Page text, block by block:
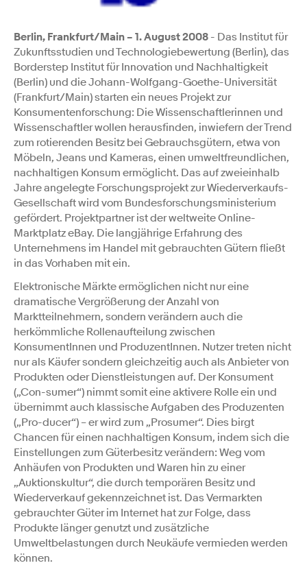
Berlin, Frankfurt/Main – 1. August 2008 - Das Institut für
Zukunftsstudien und Technologiebewertung (Berlin), das
Borderstep Institut für Innovation und Nachhaltigkeit
(Berlin) und die Johann-Wolfgang-Goethe-Universität
(Frankfurt/Main) starten ein neues Projekt zur
Konsumentenforschung: Die Wissenschaftlerinnen und
Wissenschaftler wollen herausfinden, inwiefern der Trend
zum rotierenden Besitz bei Gebrauchsgütern, etwa von
Möbeln, Jeans und Kameras, einen umweltfreundlichen,
nachhaltigen Konsum ermöglicht. Das auf zweieinhalb
Jahre angelegte Forschungsprojekt zur Wiederverkaufs-
Gesellschaft wird vom Bundesforschungsministerium
gefördert. Projektpartner ist der weltweite Online-
Marktplatz eBay. Die langjährige Erfahrung des
Unternehmens im Handel mit gebrauchten Gütern fließt
in das Vorhaben mit ein.
Elektronische Märkte ermöglichen nicht nur eine
dramatische Vergrößerung der Anzahl von
Marktteilnehmern, sondern verändern auch die
herkömmliche Rollenaufteilung zwischen
KonsumentInnen und ProduzentInnen. Nutzer treten nicht
nur als Käufer sondern gleichzeitig auch als Anbieter von
Produkten oder Dienstleistungen auf. Der Konsument
(„Con-sumer“) nimmt somit eine aktivere Rolle ein und
übernimmt auch klassische Aufgaben des Produzenten
(„Pro-ducer“) – er wird zum „Prosumer“. Dies birgt
Chancen für einen nachhaltigen Konsum, indem sich die
Einstellungen zum Güterbesitz verändern: Weg vom
Anhäufen von Produkten und Waren hin zu einer
„Auktionskultur“, die durch temporären Besitz und
Wiederverkauf gekennzeichnet ist. Das Vermarkten
gebrauchter Güter im Internet hat zur Folge, dass
Produkte länger genutzt und zusätzliche
Umweltbelastungen durch Neukäufe vermieden werden
können.